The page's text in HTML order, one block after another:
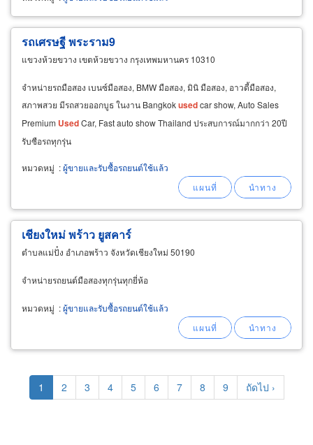
รถเศรษฐี พระราม9
แขวงห้วยขวาง เขตห้วยขวาง กรุงเทพมหานคร 10310
จำหน่ายรถมือสอง เบนซ์มือสอง, BMW มือสอง, มินิ มือสอง, อาวดี้มือสอง,
สภาพสวย มีรถสวยออกบูธ ในงาน Bangkokusedcar show, Auto Sales
Premium UsedCar, Fast auto show Thailand ประสบการณ์มากกว่า 20ปี
รับซือรถทุกรุ่น
หมวดหมู่ :ผู้ขายและรับซื้อรถยนต์ใช้แล้ว
เชียงใหม่ พร้าว ยูสคาร์
ตำบลแม่ปั๋ง อำเภอพร้าว จังหวัดเชียงใหม่ 50190
จำหน่ายรถยนต์มือสองทุกรุ่นทุกยี่ห้อ
หมวดหมู่ :ผู้ขายและรับซื้อรถยนต์ใช้แล้ว
Pagination
Current
page
1 Page
2 Page
3 Page
4 Page
5 Page
6 Page
7 Page
8 Page
9
Next
page
ถัดไป ›